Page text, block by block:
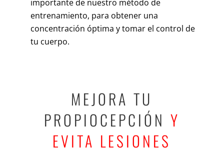
importante de nuestro método de
entrenamiento, para obtener una
concentración óptima y tomar el control de
tu cuerpo.
MEJORA TU
PROPIOCEPCIÓN Y
EVITA LESIONES